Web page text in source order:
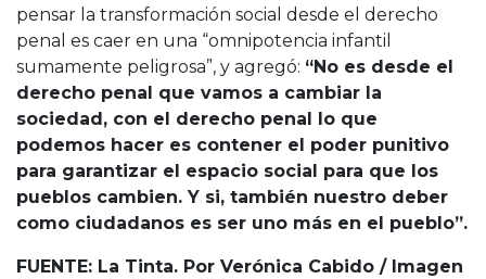
pensar la transformación social desde el derecho
penal es caer en una “omnipotencia infantil
sumamente peligrosa”, y agregó: “No es desde el
derecho penal que vamos a cambiar la
sociedad, con el derecho penal lo que
podemos hacer es contener el poder punitivo
para garantizar el espacio social para que los
pueblos cambien. Y si, también nuestro deber
como ciudadanos es ser uno más en el pueblo”.
FUENTE: La Tinta. Por Verónica Cabido / Imagen